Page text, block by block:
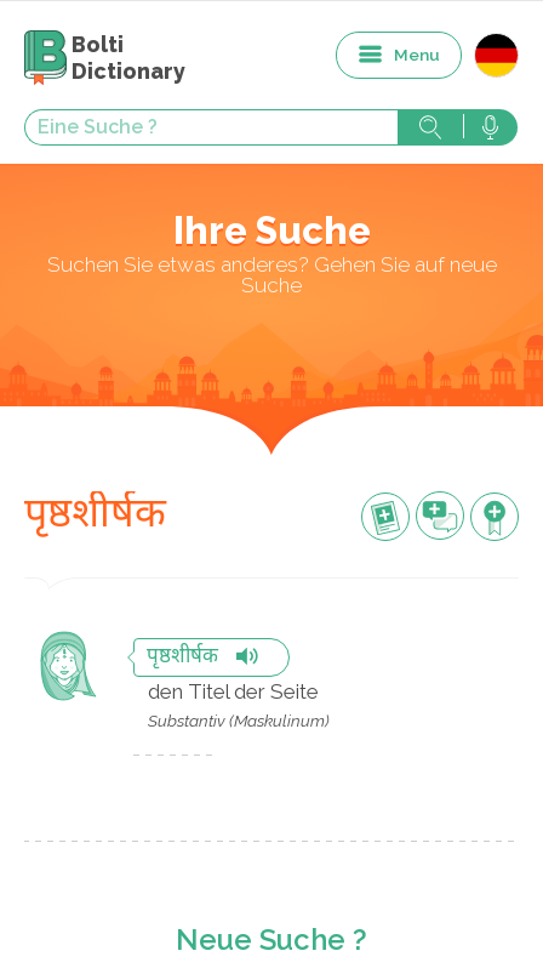
Bolti
Dictionary
Menu
Ihre Suche
Suchen Sie etwas anderes? Gehen Sie auf neue
Suche
पृष्ठशीर्षक
पृष्ठशीर्षक
den Titel der Seite
Substantiv (Maskulinum)
Neue Suche ?